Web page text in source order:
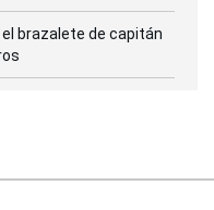
brazalete de capitán